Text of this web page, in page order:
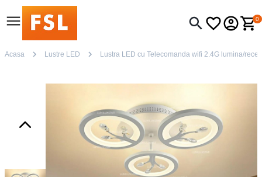
0
Acasa Lustre LED Lustra LED cu Telecomanda wifi 2.4G lumina/